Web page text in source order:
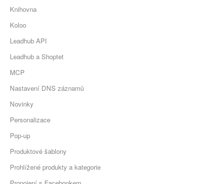
Knihovna
Koloo
Leadhub API
Leadhub a Shoptet
MCP
Nastavení DNS záznamů
Novinky
Personalizace
Pop-up
Produktové šablony
Prohlížené produkty a kategorie